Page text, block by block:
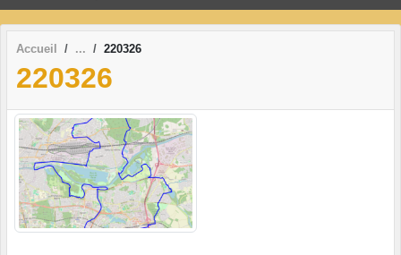
Accueil 220326
220326